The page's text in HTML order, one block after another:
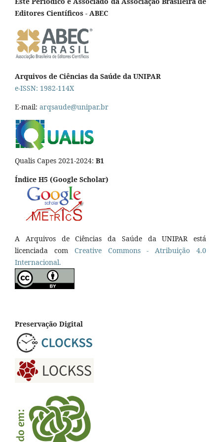
Editores Científicos - ABEC
Arquivos de Ciências da Saúde da UNIPAR
e-ISSN: 1982-114X
E-mail: arqsaude@unipar.br
Qualis Capes 2021-2024: B1
Índice H5 (Google Scholar)
A Arquivos de Ciências da Saúde da UNIPAR está
licenciada com Creative Commons - Atribuição 4.0
Internacional.
Preservação Digital